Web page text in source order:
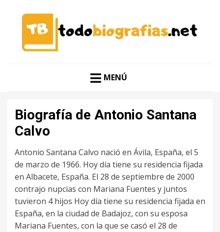
TODO BIOGRAFÍAS
MENÚ
Biografía de Antonio Santana
Calvo
Antonio Santana Calvo nació en Ávila, España, el 5
de marzo de 1966. Hoy día tiene su residencia fijada
en Albacete, España. El 28 de septiembre de 2000
contrajo nupcias con Mariana Fuentes y juntos
tuvieron 4 hijos Hoy día tiene su residencia fijada en
España, en la ciudad de Badajoz, con su esposa
Mariana Fuentes, con la que se casó el 28 de